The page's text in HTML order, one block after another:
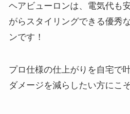
ヘアビューロンは、電気代も
がらスタイリングできる優秀
ンです！
プロ仕様の仕上がりを自宅で
ダメージを減らしたい方にこ